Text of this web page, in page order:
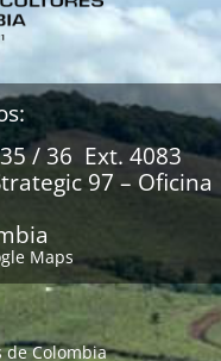
/ 36 Ext. 4083
97 – Oficina
Maps
de Colombia